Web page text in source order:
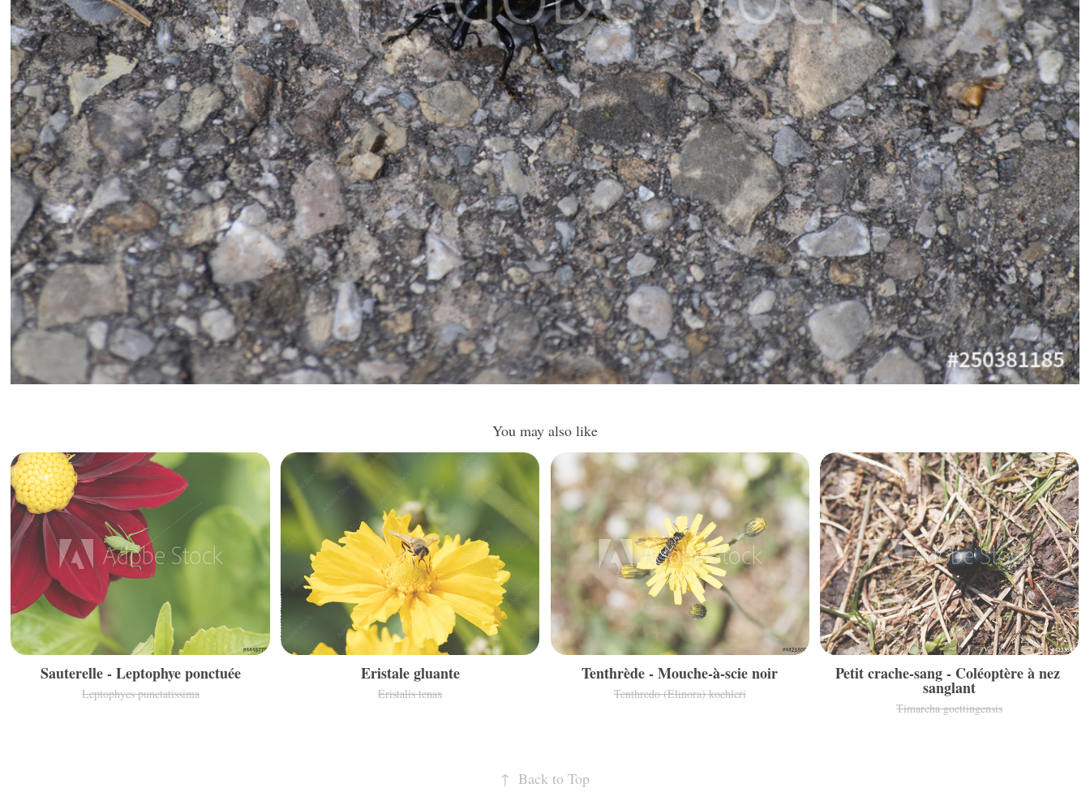
You may also like
Sauterelle - Leptophye ponctuée
Leptophyes punctatissima
Eristale gluante
Eristalis tenax
Tenthrède - Mouche-à-scie noir
Tenthredo (Elinora) koehleri
Petit crache-sang - Coléoptère à nez
sanglant
Timarcha goettingensis
↑ Back to Top